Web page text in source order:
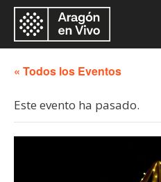
« Todos los Eventos
Este evento ha pasado.